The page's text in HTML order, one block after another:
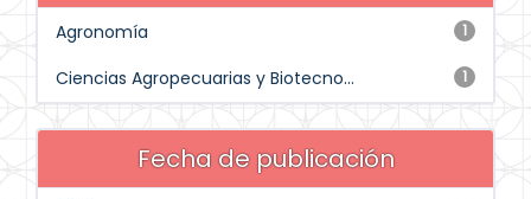
1
Agronomía
1
Ciencias Agropecuarias y Biotecno...
Fecha de publicación